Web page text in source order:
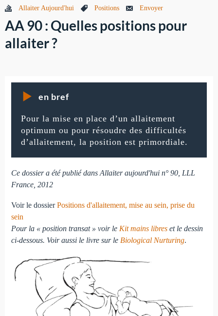
Allaiter Aujourd'hui Positions Envoyer
AA 90 : Quelles positions pour
allaiter ?
en bref
Pour la mise en place d’un allaitement
optimum ou pour résoudre des difficultés
d’allaitement, la position est primordiale.
Ce dossier a été publié dans Allaiter aujourd'hui n° 90, LLL
France, 2012
Voir le dossierPositions d'allaitement, mise au sein, prise du
sein
Pour la « position transat » voir le Kit mains libreset le dessin
ci-dessous. Voir aussi le livre sur le Biological Nurturing.